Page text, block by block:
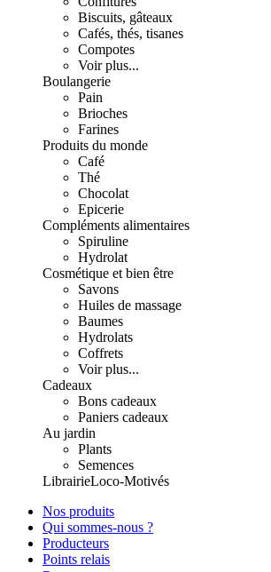
Biscuits, gâteaux
Cafés, thés, tisanes
Compotes
Voir plus...
Boulangerie
Pain
Brioches
Farines
Produits du monde
Café
Thé
Chocolat
Epicerie
Compléments alimentaires
Spiruline
Hydrolat
Cosmétique et bien être
Savons
Huiles de massage
Baumes
Hydrolats
Coffrets
Voir plus...
Cadeaux
Bons cadeaux
Paniers cadeaux
Au jardin
Plants
Semences
LibrairieLoco-Motivés
Nos produits
Qui sommes-nous ?
Producteurs
Points relais